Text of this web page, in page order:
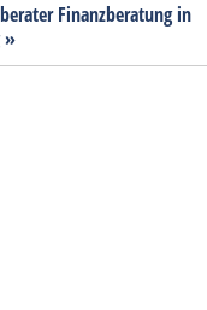
Finanzberatung in
»